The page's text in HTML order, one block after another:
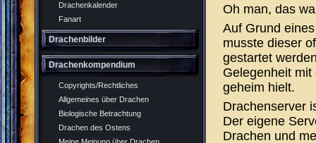
Drachenkalender
Fanart
Drachenbilder
Drachenkompendium
Copyrights/Rechtliches
Allgemeines über Drachen
Biologische Betrachtung
Drachen des Ostens
Oh man, das
Auf Grund
musste dieser
gestartet
Gelegenheit
geheim hielt.
Drachenserver
Der eigene
Drachen und